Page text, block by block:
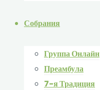
Собрания
Группа Онлайн
Преамбула
7-я Традиция